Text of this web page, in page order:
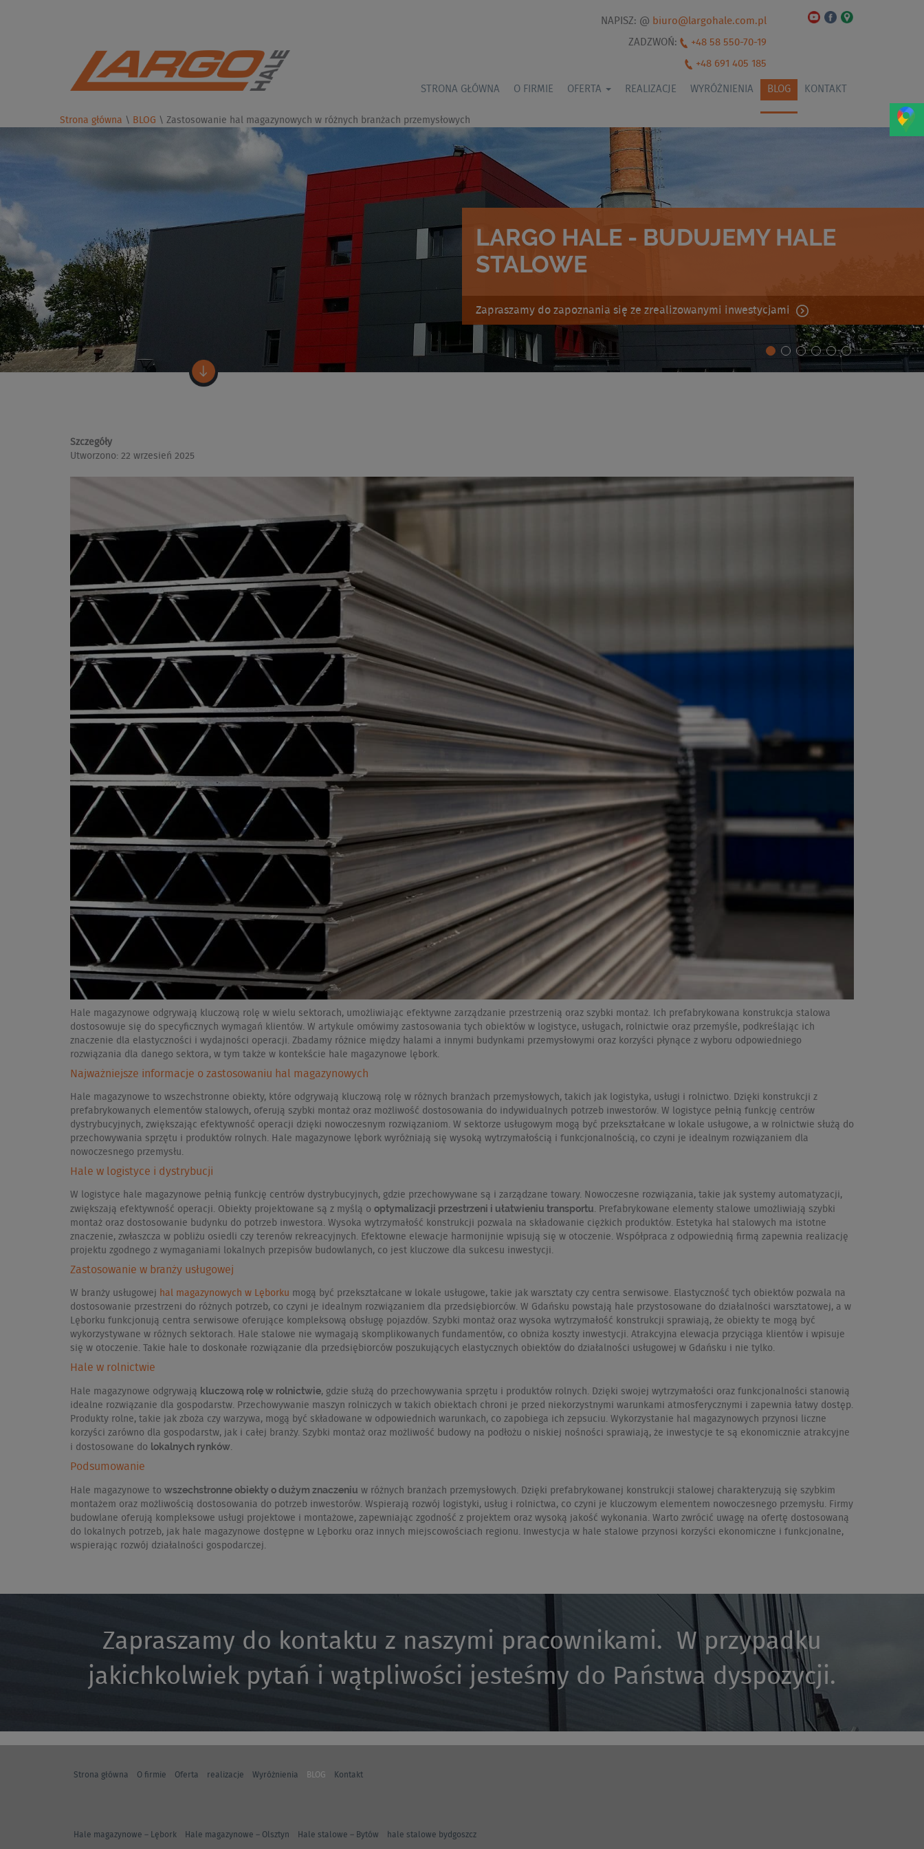
NAPISZ: @ biuro@largohale.com.pl
ZADZWOŃ: +48 58 550-70-19
+48 691 405 185
STRONA GŁÓWNA O FIRMIE OFERTA REALIZACJE WYRÓŻNIENIA BLOG KONTAKT
Strona główna \ BLOG \ Zastosowanie hal magazynowych w różnych branżach przemysłowych
LARGO HALE - BUDUJEMY HALE
STALOWE
Zapraszamy do zapoznania się ze zrealizowanymi inwestycjami
Szczegóły
Utworzono: 22 wrzesień 2025
Hale magazynowe odgrywają kluczową rolę w wielu sektorach, umożliwiając efektywne zarządzanie przestrzenią oraz szybki montaż. Ich prefabrykowana konstrukcja stalowa
dostosowuje się do specyficznych wymagań klientów. W artykule omówimy zastosowania tych obiektów w logistyce, usługach, rolnictwie oraz przemyśle, podkreślając ich
znaczenie dla elastyczności i wydajności operacji. Zbadamy różnice między halami a innymi budynkami przemysłowymi oraz korzyści płynące z wyboru odpowiedniego
rozwiązania dla danego sektora, w tym także w kontekście hale magazynowe lębork.
Najważniejsze informacje o zastosowaniu hal magazynowych
Hale magazynowe to wszechstronne obiekty, które odgrywają kluczową rolę w różnych branżach przemysłowych, takich jak logistyka, usługi i rolnictwo. Dzięki konstrukcji z
prefabrykowanych elementów stalowych, oferują szybki montaż oraz możliwość dostosowania do indywidualnych potrzeb inwestorów. W logistyce pełnią funkcję centrów
dystrybucyjnych, zwiększając efektywność operacji dzięki nowoczesnym rozwiązaniom. W sektorze usługowym mogą być przekształcane w lokale usługowe, a w rolnictwie służą do
przechowywania sprzętu i produktów rolnych. Hale magazynowe lębork wyróżniają się wysoką wytrzymałością i funkcjonalnością, co czyni je idealnym rozwiązaniem dla
nowoczesnego przemysłu.
Hale w logistyce i dystrybucji
W logistyce hale magazynowe pełnią funkcję centrów dystrybucyjnych, gdzie przechowywane są i zarządzane towary. Nowoczesne rozwiązania, takie jak systemy automatyzacji,
zwiększają efektywność operacji. Obiekty projektowane są z myślą o optymalizacji przestrzeni i ułatwieniu transportu. Prefabrykowane elementy stalowe umożliwiają szybki
montaż oraz dostosowanie budynku do potrzeb inwestora. Wysoka wytrzymałość konstrukcji pozwala na składowanie ciężkich produktów. Estetyka hal stalowych ma istotne
znaczenie, zwłaszcza w pobliżu osiedli czy terenów rekreacyjnych. Efektowne elewacje harmonijnie wpisują się w otoczenie. Współpraca z odpowiednią firmą zapewnia realizację
projektu zgodnego z wymaganiami lokalnych przepisów budowlanych, co jest kluczowe dla sukcesu inwestycji.
Zastosowanie w branży usługowej
W branży usługowej hal magazynowych w Lęborku mogą być przekształcane w lokale usługowe, takie jak warsztaty czy centra serwisowe. Elastyczność tych obiektów pozwala na
dostosowanie przestrzeni do różnych potrzeb, co czyni je idealnym rozwiązaniem dla przedsiębiorców. W Gdańsku powstają hale przystosowane do działalności warsztatowej, a w
Lęborku funkcjonują centra serwisowe oferujące kompleksową obsługę pojazdów. Szybki montaż oraz wysoka wytrzymałość konstrukcji sprawiają, że obiekty te mogą być
wykorzystywane w różnych sektorach. Hale stalowe nie wymagają skomplikowanych fundamentów, co obniża koszty inwestycji. Atrakcyjna elewacja przyciąga klientów i wpisuje
się w otoczenie. Takie hale to doskonałe rozwiązanie dla przedsiębiorców poszukujących elastycznych obiektów do działalności usługowej w Gdańsku i nie tylko.
Hale w rolnictwie
Hale magazynowe odgrywają kluczową rolę w rolnictwie, gdzie służą do przechowywania sprzętu i produktów rolnych. Dzięki swojej wytrzymałości oraz funkcjonalności stanowią
idealne rozwiązanie dla gospodarstw. Przechowywanie maszyn rolniczych w takich obiektach chroni je przed niekorzystnymi warunkami atmosferycznymi i zapewnia łatwy dostęp.
Produkty rolne, takie jak zboża czy warzywa, mogą być składowane w odpowiednich warunkach, co zapobiega ich zepsuciu. Wykorzystanie hal magazynowych przynosi liczne
korzyści zarówno dla gospodarstw, jak i całej branży. Szybki montaż oraz możliwość budowy na podłożu o niskiej nośności sprawiają, że inwestycje te są ekonomicznie atrakcyjne
i dostosowane do lokalnych rynków.
Podsumowanie
Hale magazynowe to wszechstronne obiekty o dużym znaczeniu w różnych branżach przemysłowych. Dzięki prefabrykowanej konstrukcji stalowej charakteryzują się szybkim
montażem oraz możliwością dostosowania do potrzeb inwestorów. Wspierają rozwój logistyki, usług i rolnictwa, co czyni je kluczowym elementem nowoczesnego przemysłu. Firmy
budowlane oferują kompleksowe usługi projektowe i montażowe, zapewniając zgodność z projektem oraz wysoką jakość wykonania. Warto zwrócić uwagę na ofertę dostosowaną
do lokalnych potrzeb, jak hale magazynowe dostępne w Lęborku oraz innych miejscowościach regionu. Inwestycja w hale stalowe przynosi korzyści ekonomiczne i funkcjonalne,
wspierając rozwój działalności gospodarczej.
Zapraszamy do kontaktu z naszymi pracownikami. W przypadku
jakichkolwiek pytań i wątpliwości jesteśmy do Państwa dyspozycji.
Strona główna O firmie Oferta realizacje Wyróżnienia BLOG Kontakt
Hale magazynowe – Lębork Hale magazynowe – Olsztyn Hale stalowe – Bytów hale stalowe bydgoszcz